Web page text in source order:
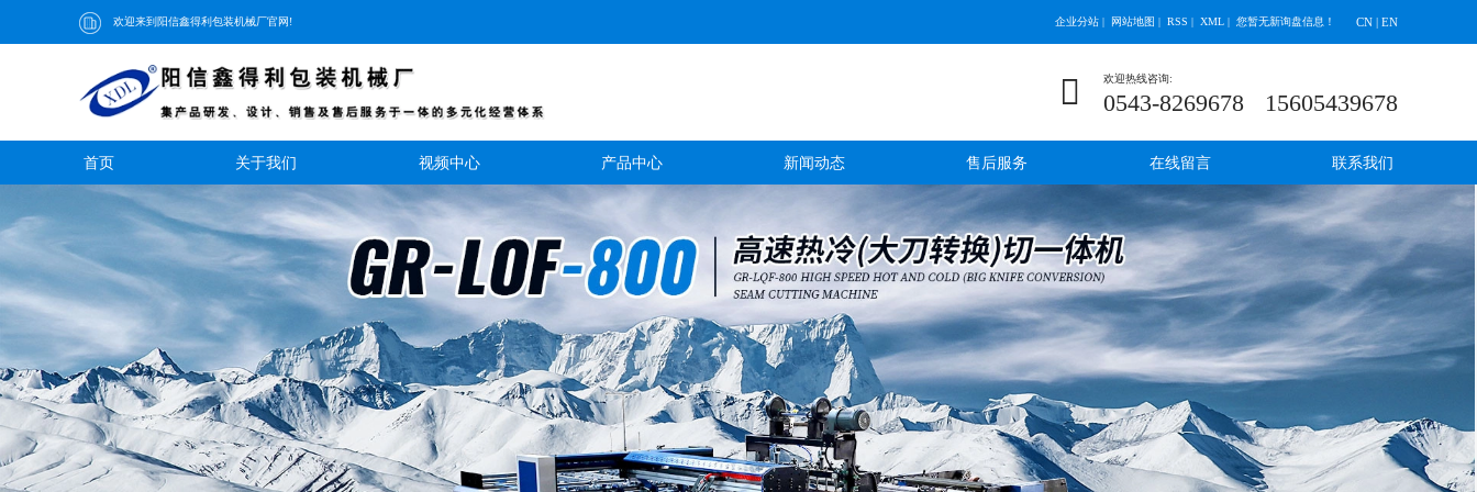
欢迎来到阳信鑫得利包装机械厂官网! 企业分站| 网站地图 | RSS | XML| 您暂无新询盘信息！ CN | EN
欢迎热线咨询:
0543-8269678 15605439678
首页 关于我们 视频中心 产品中心 新闻动态 售后服务 在线留言 联系我们